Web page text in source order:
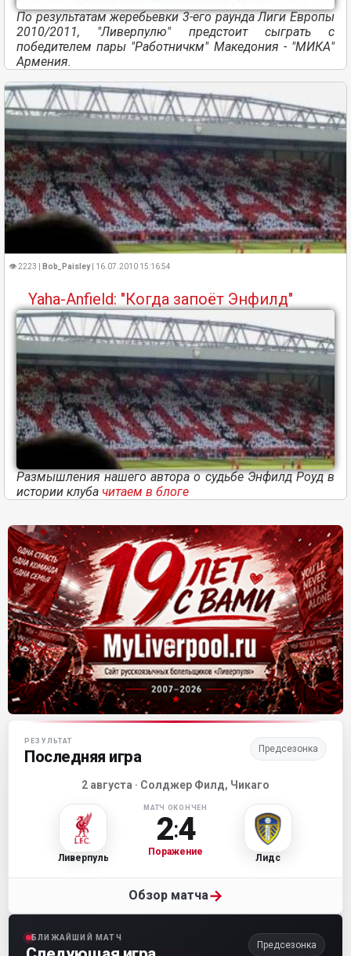
По результатам жеребьевки 3-его раунда Лиги Европы
2010/2011, "Ливерпулю" предстоит сыграть с
победителем пары "Работничкм" Македония - "МИКА"
Армения.
👁 2223 | Bob_Paisley| 16.07.2010 15:16:54
Yaha-Anfield: "Когда запоёт Энфилд"
Размышления нашего автора о судьбе Энфилд Роуд в
истории клуба читаем в блоге
Матч-центр «Ливерпуля»
РЕЗУЛЬТАТ
Последняя игра Предсезонка
2 августа · Солджер Филд, Чикаго
Ливерпуль
МАТЧ ОКОНЧЕН
2:4
Поражение
Лидс
Обзор матча→
БЛИЖАЙШИЙ МАТЧ
Предсезонка